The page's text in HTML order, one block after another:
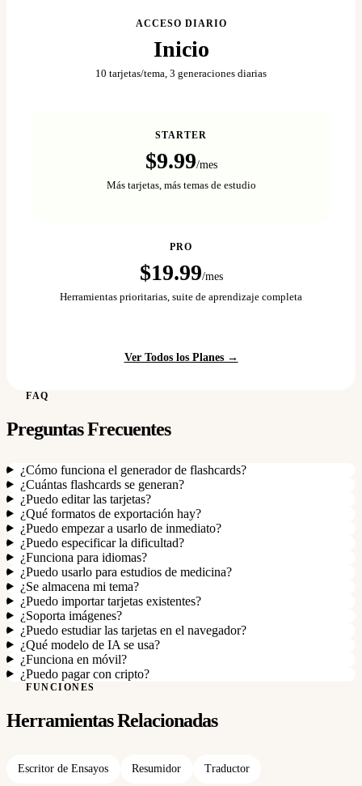
ACCESO DIARIO
Inicio
10 tarjetas/tema, 3 generaciones diarias
STARTER
$9.99/mes
Más tarjetas, más temas de estudio
PRO
$19.99/mes
Herramientas prioritarias, suite de aprendizaje completa
Ver Todos los Planes →
FAQ
Preguntas Frecuentes
¿Cómo funciona el generador de flashcards?
¿Cuántas flashcards se generan?
¿Puedo editar las tarjetas?
¿Qué formatos de exportación hay?
¿Puedo empezar a usarlo de inmediato?
¿Puedo especificar la dificultad?
¿Funciona para idiomas?
¿Puedo usarlo para estudios de medicina?
¿Se almacena mi tema?
¿Puedo importar tarjetas existentes?
¿Soporta imágenes?
¿Puedo estudiar las tarjetas en el navegador?
¿Qué modelo de IA se usa?
¿Funciona en móvil?
¿Puedo pagar con cripto?
FUNCIONES
Herramientas Relacionadas
Escritor de Ensayos Resumidor Traductor